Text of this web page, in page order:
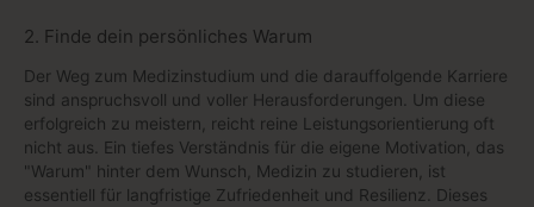
2. Finde dein persönliches Warum
Der Weg zum Medizinstudium und die darauffolgende Karriere
sind anspruchsvoll und voller Herausforderungen. Um diese
erfolgreich zu meistern, reicht reine Leistungsorientierung oft
nicht aus. Ein tiefes Verständnis für die eigene Motivation, das
"Warum" hinter dem Wunsch, Medizin zu studieren, ist
essentiell für langfristige Zufriedenheit und Resilienz. Dieses